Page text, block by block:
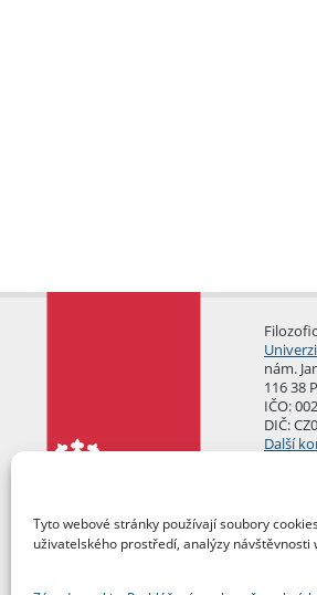
Tyto webové stránky používají soubory
uživatelského prostředí, analýzy
nám.
116 38
IČO:
DIČ:
Další